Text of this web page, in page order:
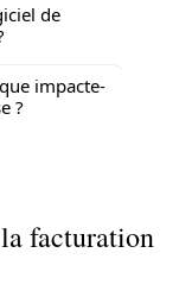
de
impacte-
?
facturation